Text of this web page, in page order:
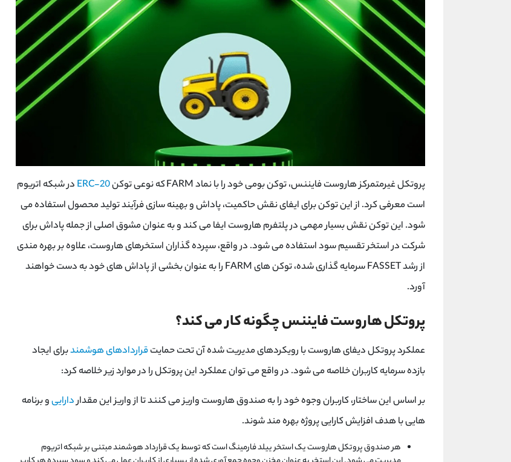
پروتکل غیرمتمرکز هاروست فایننس، توکن بومی خود را با نمادFARMکه نوعی توکنERC-20 در شبکه اتریوم
است معرفی کرد. از این توکن برای ایفای نقش حاکمیت، پاداش و بهینه سازی فرآیند تولید محصول استفاده می
شود. این توکن نقش بسیار مهمی در پلتفرم هاروست ایفا می کند و به عنوان مشوق اصلی از جمله پاداش برای
شرکت در استخر تقسیم سود استفاده می شود. در واقع، سپرده گذاران استخرهای هاروست، علاوه بر بهره مندی
از رشدFASSETسرمایه گذاری شده، توکن هایFARM را به عنوان بخشی از پاداش های خود به دست خواهند
آورد.
پروتکل هاروست فایننس چگونه کار می کند؟
عملکرد پروتکل دیفای هاروست با رویکردهای مدیریت شده آن تحت حمایتقراردادهای هوشمندبرای ایجاد
بازده سرمایه کاربران خلاصه می شود. در واقع می توان عملکرد این پروتکل را در موارد زیر خلاصه کرد:
بر اساس این ساختار، کاربران وجوه خود را به صندوق هاروست واریز می کنند تا از واریز این مقدارداراییو برنامه
هایی با هدف افزایش کارایی پروژه بهره مند شوند.
هر صندوق پروتکل هاروست یک استخر ییلد فارمینگ است که توسط یک قرارداد هوشمند مبتنی بر شبکه اتریوم